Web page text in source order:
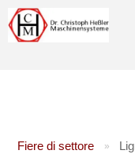
Fiere di settore »